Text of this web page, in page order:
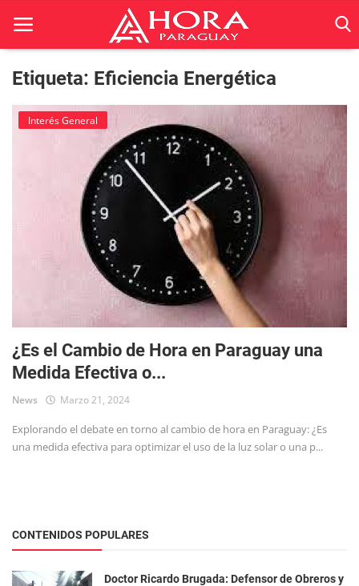
Inicio
Espetáculos
Negocios
Tecnología
Etiqueta: Eficiencia Energética
Interés General
¿Es el Cambio de Hora en Paraguay una
Medida Efectiva o...
News Marzo 21, 2024
Explorando el debate en torno al cambio de hora en Paraguay: ¿Es
una medida efectiva para optimizar el uso de la luz solar o una p...
CONTENIDOS POPULARES
Doctor Ricardo Brugada: Defensor de Obreros y